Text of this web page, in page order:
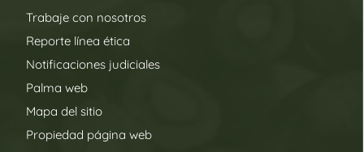
Trabaje con nosotros
Reporte línea ética
Notificaciones judiciales
Palma web
Mapa del sitio
Propiedad página web